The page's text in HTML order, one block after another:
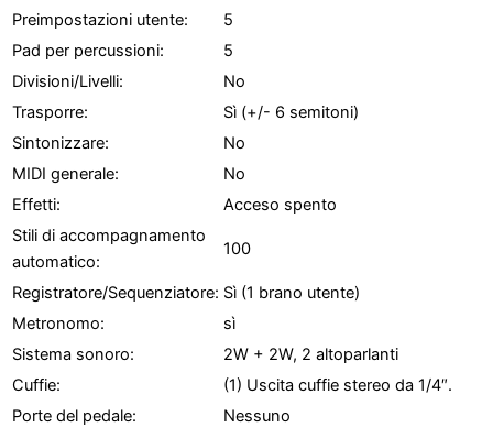
Preimpostazioni utente:
5
Pad per percussioni:
5
Divisioni/Livelli:
No
Trasporre:
Sì (+/- 6 semitoni)
Sintonizzare:
No
MIDI generale:
No
Effetti:
Acceso spento
Stili di accompagnamento
automatico:
100
Registratore/Sequenziatore: Sì (1 brano utente)
Metronomo:
sì
Sistema sonoro:
2W + 2W, 2 altoparlanti
Cuffie:
(1) Uscita cuffie stereo da 1/4″.
Porte del pedale:
Nessuno